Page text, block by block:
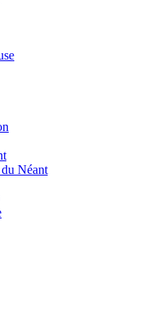
Néant